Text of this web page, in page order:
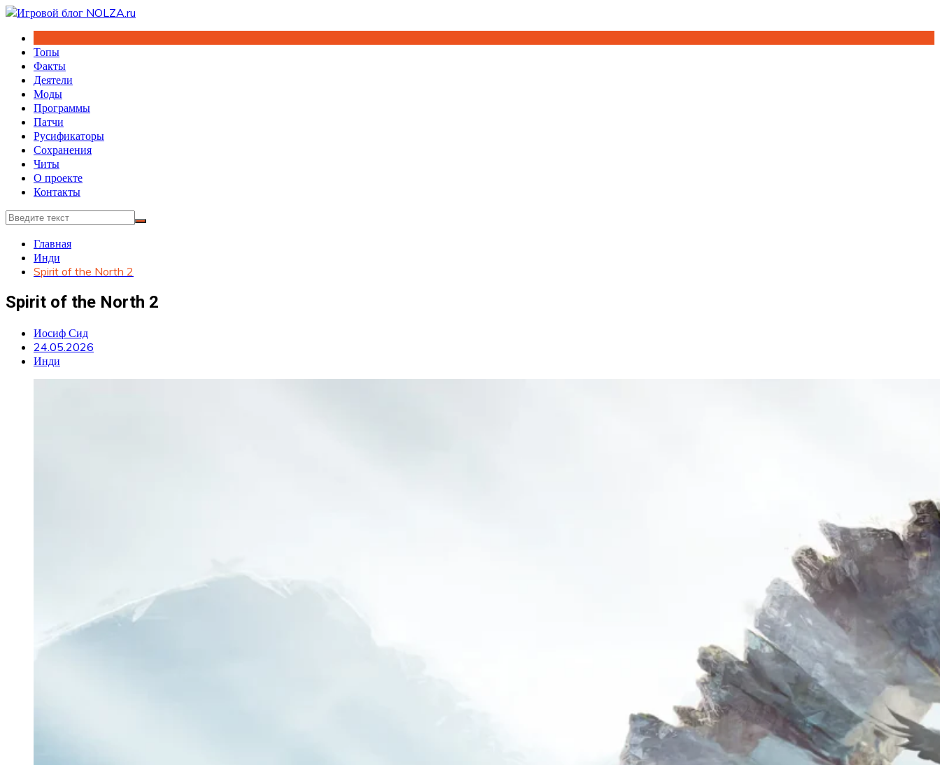
Перейти
содержимому
Топы
Факты
Деятели
Моды
Программы
Патчи
Русификаторы
Сохранения
Читы
О проекте
Контакты
Главная
Инди
Spirit of the North 2
Spirit of the North 2
Иосиф Сид
24.05.2026
Инди